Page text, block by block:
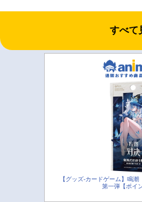
すべて
【グッズ-カードゲーム】鳴
第一弾【ポイ